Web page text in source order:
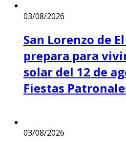
03/08/2026
San Lorenzo de
prepara para
solar del 12 de
Fiestas
03/08/2026